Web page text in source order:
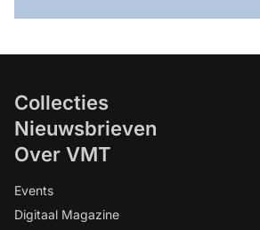
Collecties
Nieuwsbrieven
Over VMT
Events
Digitaal Magazine